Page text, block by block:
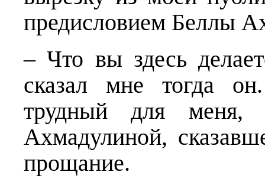
предисловием Беллы
– Что вы здесь
сказал мне тогда
трудный для
Ахмадулиной,
прощание.